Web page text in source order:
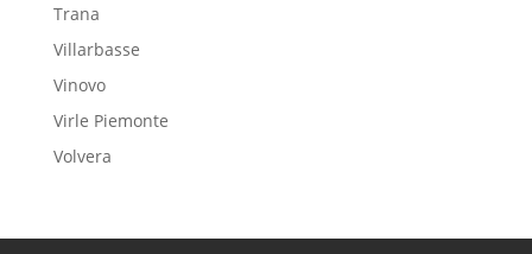
Trana
Villarbasse
Vinovo
Virle Piemonte
Volvera